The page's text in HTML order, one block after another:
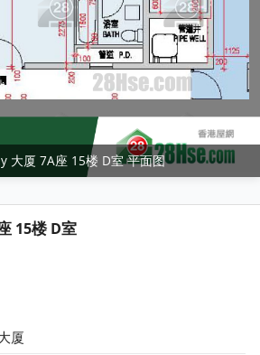
大厦 7A座 15楼 D室 平面图
15楼 D室
厦